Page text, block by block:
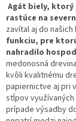
Agát biely,
rastúce na
zavítal aj do
funkciu, pre
nahradilo
medonosná
kvôli kvalitnému
papiernictve aj pri
stĺpov
prípade výsadby